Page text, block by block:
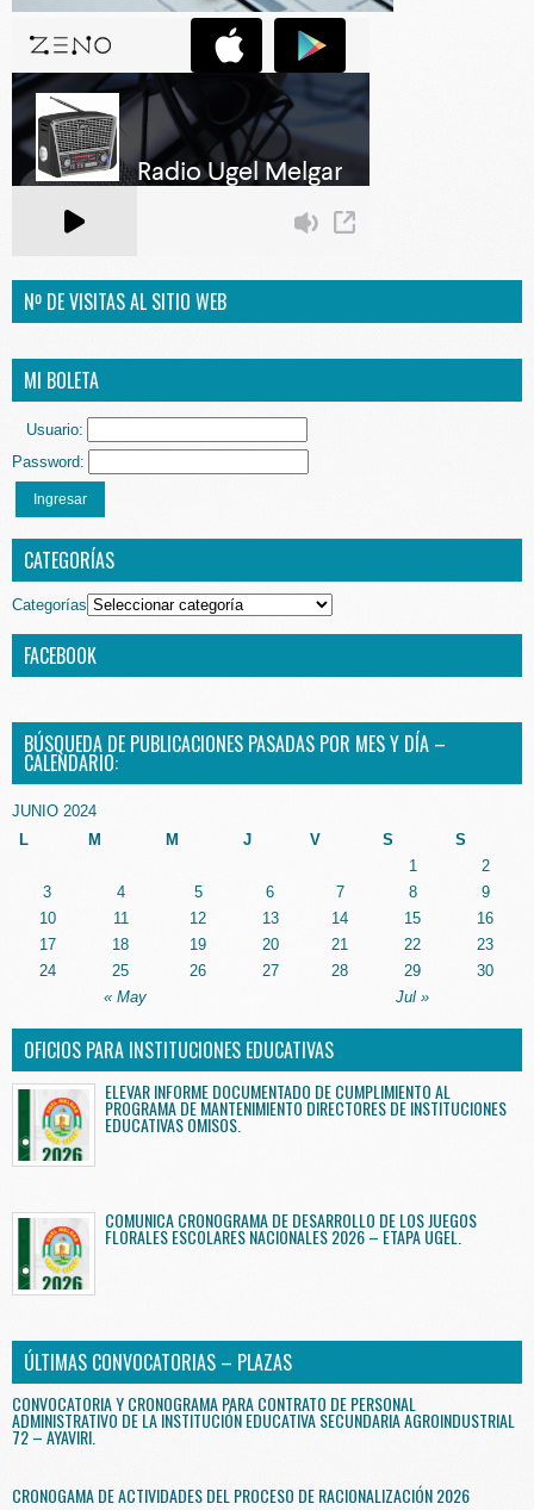
Nº DE VISITAS AL SITIO WEB
MI BOLETA
Usuario:
Password:
Ingresar
CATEGORÍAS
Categorías
FACEBOOK
BÚSQUEDA DE PUBLICACIONES PASADAS POR MES Y DÍA –
CALENDARIO:
JUNIO 2024
L
M M J V S S
« May Jul »
1
2
3
4 5 6 7 8
9
10
11 12 13 14 15
16
17
18 19 20 21 22
23
24
25 26 27 28 29 30
OFICIOS PARA INSTITUCIONES EDUCATIVAS
ELEVAR INFORME DOCUMENTADO DE CUMPLIMIENTO AL
PROGRAMA DE MANTENIMIENTO DIRECTORES DE INSTITUCIONES
EDUCATIVAS OMISOS.
COMUNICA CRONOGRAMA DE DESARROLLO DE LOS JUEGOS
FLORALES ESCOLARES NACIONALES 2026 – ETAPA UGEL.
ÚLTIMAS CONVOCATORIAS – PLAZAS
CONVOCATORIA Y CRONOGRAMA PARA CONTRATO DE PERSONAL
ADMINISTRATIVO DE LA INSTITUCIÓN EDUCATIVA SECUNDARIA AGROINDUSTRIAL
72 – AYAVIRI.
CRONOGAMA DE ACTIVIDADES DEL PROCESO DE RACIONALIZACIÓN 2026